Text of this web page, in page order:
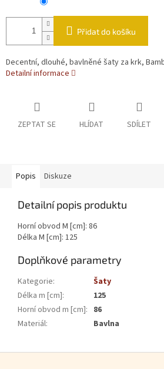
Přidat do košíku
Decentní, dlouhé, bavlněné šaty za krk,
Detailní informace
ZEPTAT SE HLÍDAT SDÍLET
Popis Diskuze
Detailní popis produktu
Horní obvod M [cm]: 86
Délka M [cm]: 125
Doplňkové parametry
Kategorie:
Šaty
Délka m [cm]:
125
Horní obvod m [cm]: 86
Materiál: Bavlna